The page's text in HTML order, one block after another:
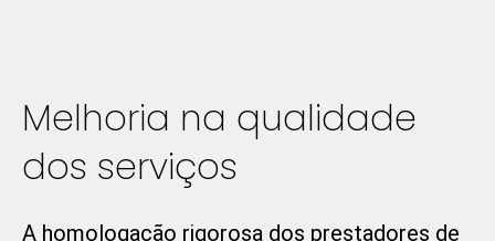
Melhoria na qualidade
dos serviços
A homologação rigorosa dos prestadores de